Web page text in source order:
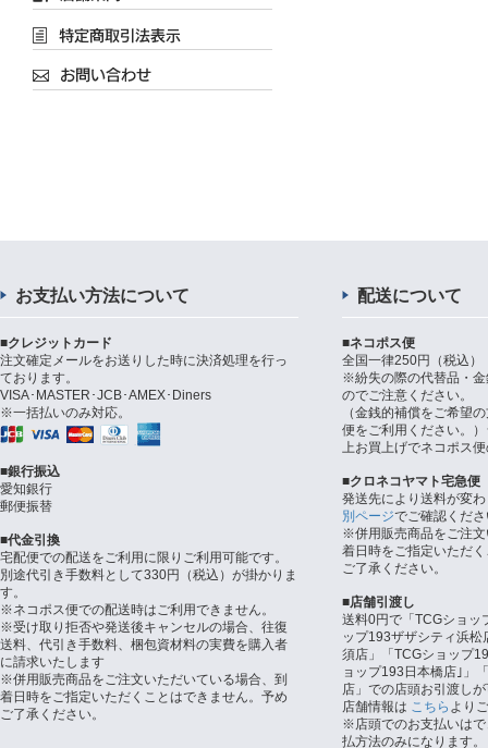
お支払い方法について
■クレジットカード
注文確定メールをお送りした時に決済処理を行っ
ております。
VISA･MASTER･JCB･AMEX･Diners
※一括払いのみ対応。
■銀行振込
愛知銀行
郵便振替
■代金引換
宅配便での配送をご利用に限りご利用可能です。
別途代引き手数料として330円（税込）が掛かりま
す。
※ネコポス便での配送時はご利用できません。
※受け取り拒否や発送後キャンセルの場合、往復
送料、代引き手数料、梱包資材料の実費を購入者
に請求いたします
※併用販売商品をご注文いただいている場合、到
着日時をご指定いただくことはできません。予め
ご了承ください。
配送について
■ネコポス便
全国一律250円（税込）
※紛失の際の代替品・
のでご注意ください。
（金銭的補償をご希望
便をご利用ください。
上お買上げでネコポス
■クロネコヤマト宅急便
発送先により送料が変
別ページでご確認くだ
※併用販売商品をご注
着日時をご指定いただ
ご了承ください。
■店舗引渡し
送料0円で「TCGショッ
ップ193ザザシティ浜
須店」「TCGショップ
ョップ193日本橋店｣」
店」での店頭お引渡し
店舗情報は こちら より
※店頭でのお支払いは
払方法のみになります。